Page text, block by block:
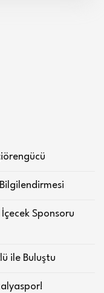
Sponsoru
ile Buluştu